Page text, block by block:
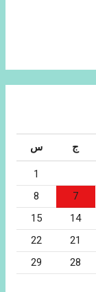
ج س
1
7
8
14
15
21
22
28
29